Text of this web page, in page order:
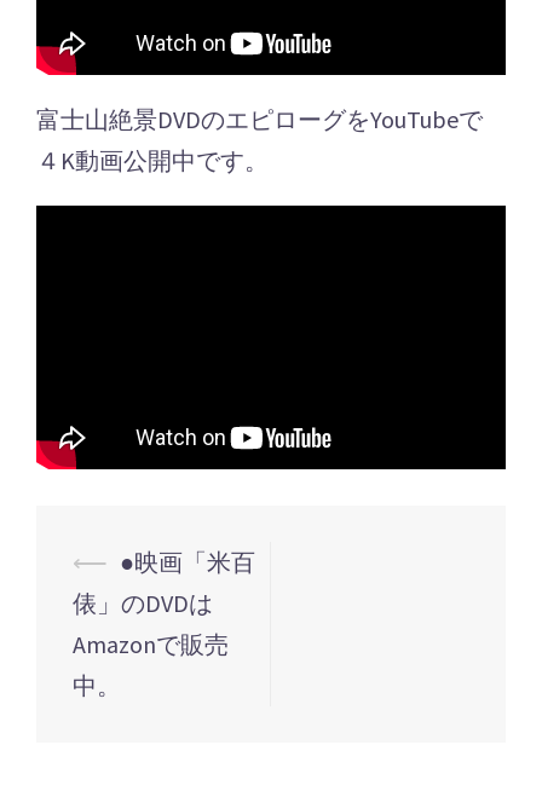
富士山絶景DVDのエピローグをYouTubeで
４K動画公開中です。
投
稿
ナ
ビ
ゲ
⟵ ●映画「米百
俵」のDVDは
Amazonで販売
中。